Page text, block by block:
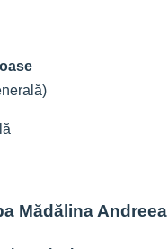
Mădălina Andreea